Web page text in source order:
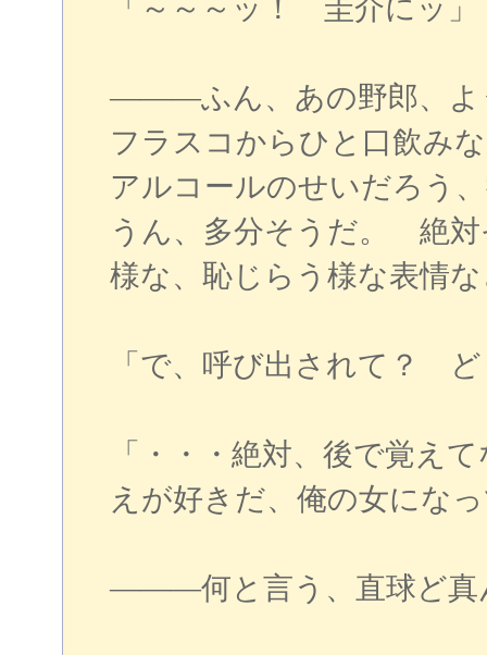
「～～～ッ！ 圭介にッ」
―――ふん、あの野郎、よ
フラスコからひと口飲み
アルコールのせいだろう
うん、多分そうだ。 絶
様な、恥じらう様な表情
「で、呼び出されて？
「・・・絶対、後で覚え
えが好きだ、俺の女にな
―――何と言う、直球ど真